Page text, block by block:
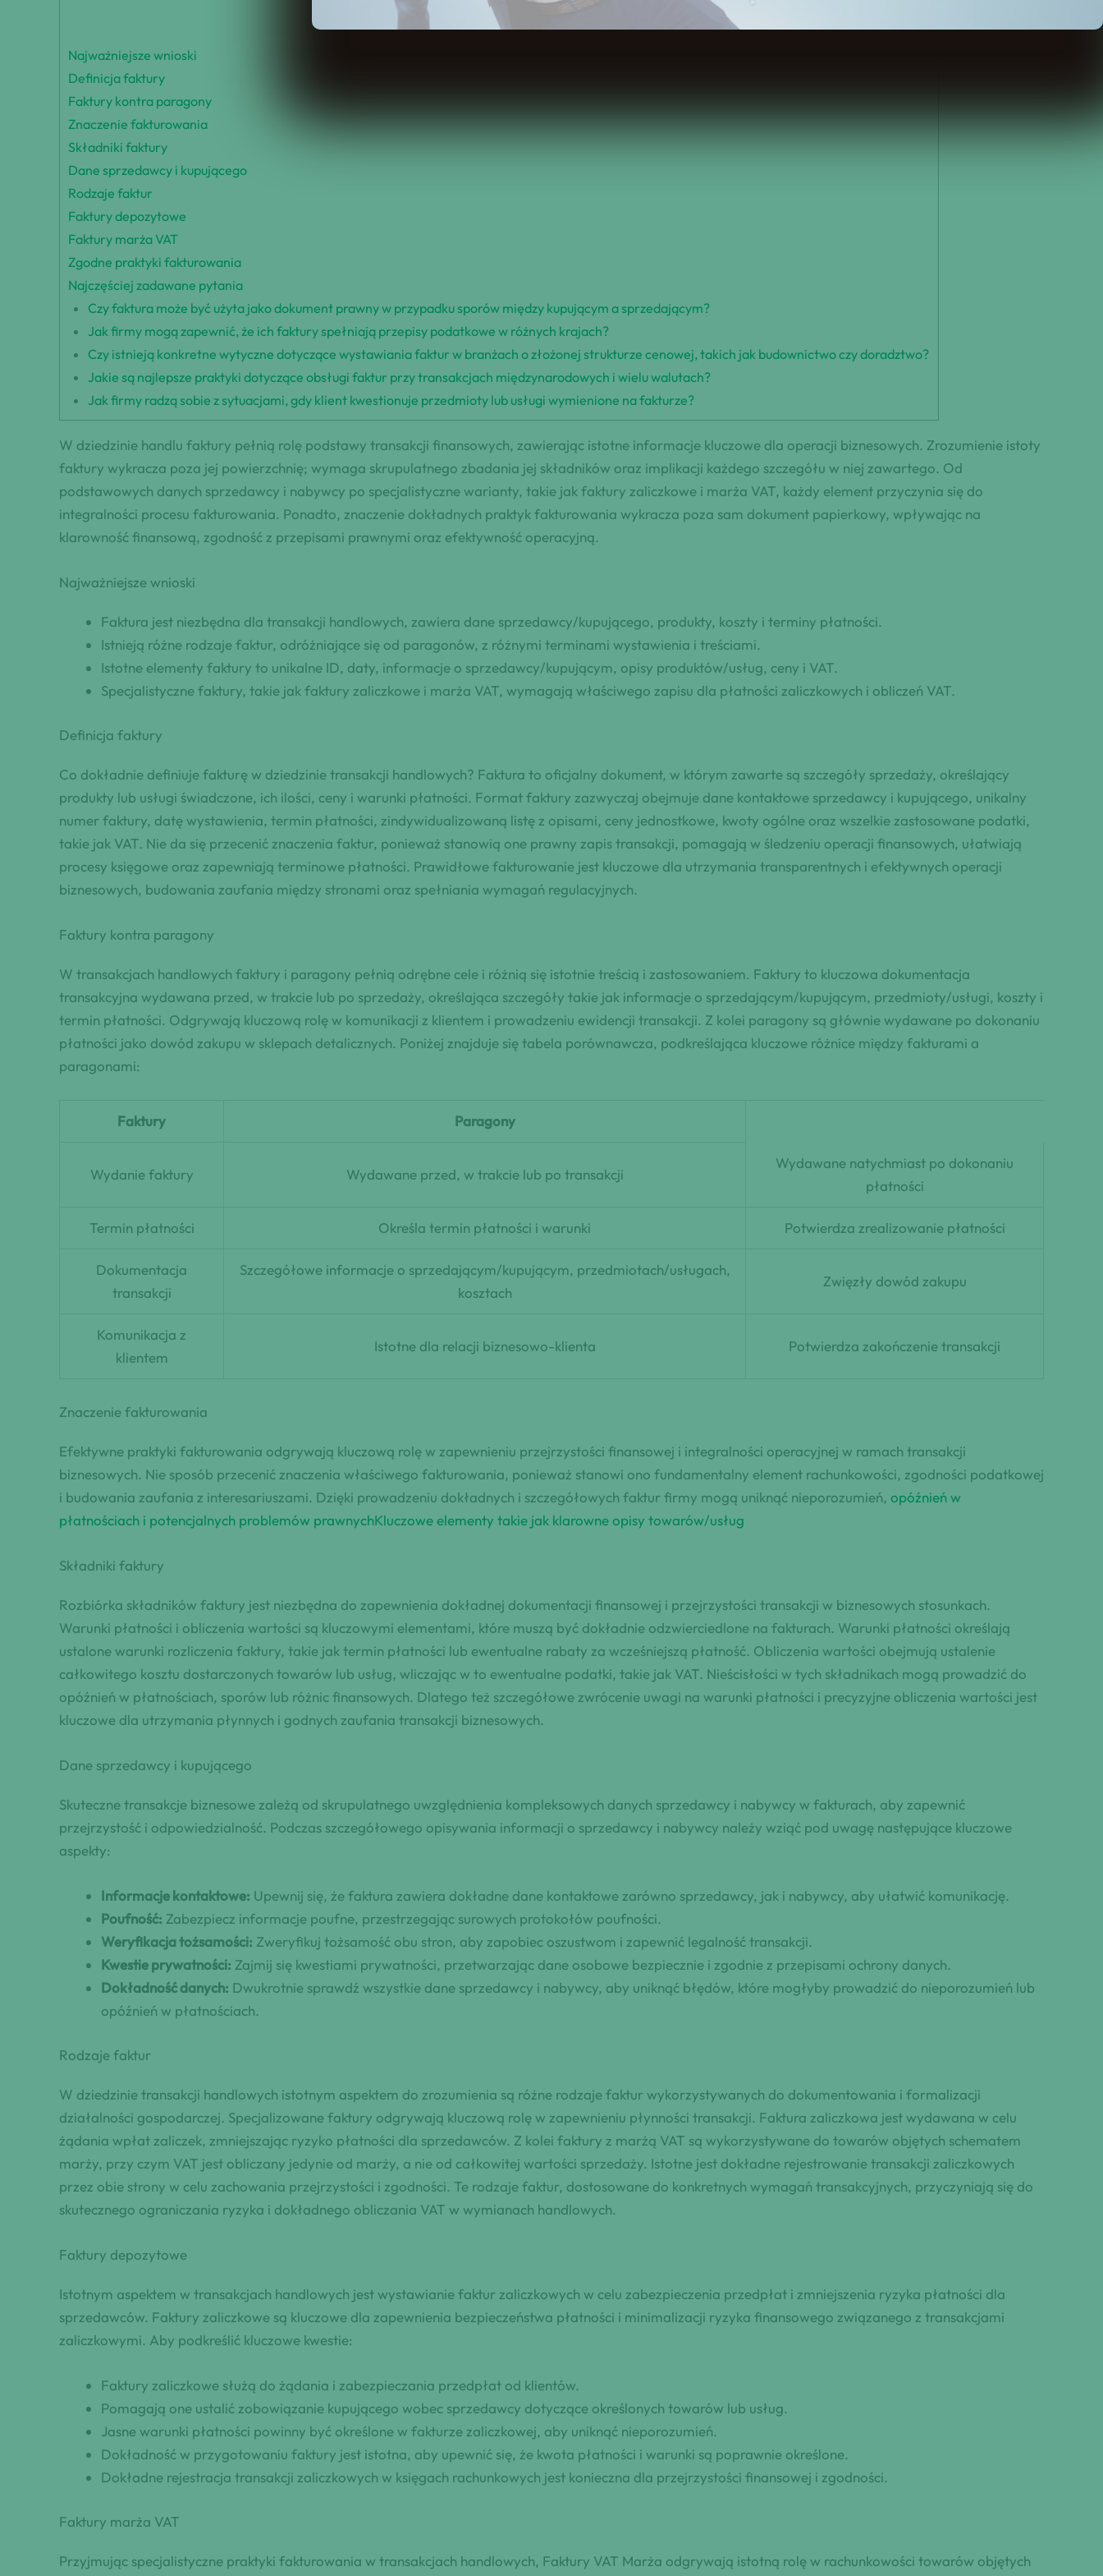
Spis Treści
Najważniejsze wnioski
Definicja faktury
Faktury kontra paragony
Znaczenie fakturowania
Składniki faktury
Dane sprzedawcy i kupującego
Rodzaje faktur
Faktury depozytowe
Faktury marża VAT
Zgodne praktyki fakturowania
Najczęściej zadawane pytania
Czy faktura może być użyta jako dokument prawny w przypadku sporów między kupującym a sprzedającym?
Jak firmy mogą zapewnić, że ich faktury spełniają przepisy podatkowe w różnych krajach?
Czy istnieją konkretne wytyczne dotyczące wystawiania faktur w branżach o złożonej strukturze cenowej, takich jak budownictwo czy doradztwo?
Jakie są najlepsze praktyki dotyczące obsługi faktur przy transakcjach międzynarodowych i wielu walutach?
Jak firmy radzą sobie z sytuacjami, gdy klient kwestionuje przedmioty lub usługi wymienione na fakturze?
W dziedzinie handlu faktury pełnią rolę podstawy transakcji finansowych, zawierając istotne informacje kluczowe dla operacji biznesowych. Zrozumienie istoty
faktury wykracza poza jej powierzchnię; wymaga skrupulatnego zbadania jej składników oraz implikacji każdego szczegółu w niej zawartego. Od
podstawowych danych sprzedawcy i nabywcy po specjalistyczne warianty, takie jak faktury zaliczkowe i marża VAT, każdy element przyczynia się do
integralności procesu fakturowania. Ponadto, znaczenie dokładnych praktyk fakturowania wykracza poza sam dokument papierkowy, wpływając na
klarowność finansową, zgodność z przepisami prawnymi oraz efektywność operacyjną.
Najważniejsze wnioski
Faktura jest niezbędna dla transakcji handlowych, zawiera dane sprzedawcy/kupującego, produkty, koszty i terminy płatności.
Istnieją różne rodzaje faktur, odróżniające się od paragonów, z różnymi terminami wystawienia i treściami.
Istotne elementy faktury to unikalne ID, daty, informacje o sprzedawcy/kupującym, opisy produktów/usług, ceny i VAT.
Specjalistyczne faktury, takie jak faktury zaliczkowe i marża VAT, wymagają właściwego zapisu dla płatności zaliczkowych i obliczeń VAT.
Definicja faktury
Co dokładnie definiuje fakturę w dziedzinie transakcji handlowych? Faktura to oficjalny dokument, w którym zawarte są szczegóły sprzedaży, określający
produkty lub usługi świadczone, ich ilości, ceny i warunki płatności. Format faktury zazwyczaj obejmuje dane kontaktowe sprzedawcy i kupującego, unikalny
numer faktury, datę wystawienia, termin płatności, zindywidualizowaną listę z opisami, ceny jednostkowe, kwoty ogólne oraz wszelkie zastosowane podatki,
takie jak VAT. Nie da się przecenić znaczenia faktur, ponieważ stanowią one prawny zapis transakcji, pomagają w śledzeniu operacji finansowych, ułatwiają
procesy księgowe oraz zapewniają terminowe płatności. Prawidłowe fakturowanie jest kluczowe dla utrzymania transparentnych i efektywnych operacji
biznesowych, budowania zaufania między stronami oraz spełniania wymagań regulacyjnych.
Faktury kontra paragony
W transakcjach handlowych faktury i paragony pełnią odrębne cele i różnią się istotnie treścią i zastosowaniem. Faktury to kluczowa dokumentacja
transakcyjna wydawana przed, w trakcie lub po sprzedaży, określająca szczegóły takie jak informacje o sprzedającym/kupującym, przedmioty/usługi, koszty i
termin płatności. Odgrywają kluczową rolę w komunikacji z klientem i prowadzeniu ewidencji transakcji. Z kolei paragony są głównie wydawane po dokonaniu
płatności jako dowód zakupu w sklepach detalicznych. Poniżej znajduje się tabela porównawcza, podkreślająca kluczowe różnice między fakturami a
paragonami:
Faktury Paragony
Wydanie faktury Wydawane przed, w trakcie lub po transakcji
Wydawane natychmiast po dokonaniu
płatności
Termin płatności Określa termin płatności i warunki Potwierdza zrealizowanie płatności
Dokumentacja
transakcji
Szczegółowe informacje o sprzedającym/kupującym, przedmiotach/usługach,
kosztach
Zwięzły dowód zakupu
Komunikacja z
klientem
Istotne dla relacji biznesowo-klienta Potwierdza zakończenie transakcji
Znaczenie fakturowania
Efektywne praktyki fakturowania odgrywają kluczową rolę w zapewnieniu przejrzystości finansowej i integralności operacyjnej w ramach transakcji
biznesowych. Nie sposób przecenić znaczenia właściwego fakturowania, ponieważ stanowi ono fundamentalny element rachunkowości, zgodności podatkowej
i budowania zaufania z interesariuszami. Dzięki prowadzeniu dokładnych i szczegółowych faktur firmy mogą uniknąć nieporozumień, opóźnień w
płatnościach i potencjalnych problemów prawnychKluczowe elementy takie jak klarowne opisy towarów/usług
Składniki faktury
Rozbiórka składników faktury jest niezbędna do zapewnienia dokładnej dokumentacji finansowej i przejrzystości transakcji w biznesowych stosunkach.
Warunki płatności i obliczenia wartości są kluczowymi elementami, które muszą być dokładnie odzwierciedlone na fakturach. Warunki płatności określają
ustalone warunki rozliczenia faktury, takie jak termin płatności lub ewentualne rabaty za wcześniejszą płatność. Obliczenia wartości obejmują ustalenie
całkowitego kosztu dostarczonych towarów lub usług, wliczając w to ewentualne podatki, takie jak VAT. Nieścisłości w tych składnikach mogą prowadzić do
opóźnień w płatnościach, sporów lub różnic finansowych. Dlatego też szczegółowe zwrócenie uwagi na warunki płatności i precyzyjne obliczenia wartości jest
kluczowe dla utrzymania płynnych i godnych zaufania transakcji biznesowych.
Dane sprzedawcy i kupującego
Skuteczne transakcje biznesowe zależą od skrupulatnego uwzględnienia kompleksowych danych sprzedawcy i nabywcy w fakturach, aby zapewnić
przejrzystość i odpowiedzialność. Podczas szczegółowego opisywania informacji o sprzedawcy i nabywcy należy wziąć pod uwagę następujące kluczowe
aspekty:
Informacje kontaktowe: Upewnij się, że faktura zawiera dokładne dane kontaktowe zarówno sprzedawcy, jak i nabywcy, aby ułatwić komunikację.
Poufność: Zabezpiecz informacje poufne, przestrzegając surowych protokołów poufności.
Weryfikacja tożsamości: Zweryfikuj tożsamość obu stron, aby zapobiec oszustwom i zapewnić legalność transakcji.
Kwestie prywatności: Zajmij się kwestiami prywatności, przetwarzając dane osobowe bezpiecznie i zgodnie z przepisami ochrony danych.
Dokładność danych: Dwukrotnie sprawdź wszystkie dane sprzedawcy i nabywcy, aby uniknąć błędów, które mogłyby prowadzić do nieporozumień lub
opóźnień w płatnościach.
Rodzaje faktur
W dziedzinie transakcji handlowych istotnym aspektem do zrozumienia są różne rodzaje faktur wykorzystywanych do dokumentowania i formalizacji
działalności gospodarczej. Specjalizowane faktury odgrywają kluczową rolę w zapewnieniu płynności transakcji. Faktura zaliczkowa jest wydawana w celu
żądania wpłat zaliczek, zmniejszając ryzyko płatności dla sprzedawców. Z kolei faktury z marżą VAT są wykorzystywane do towarów objętych schematem
marży, przy czym VAT jest obliczany jedynie od marży, a nie od całkowitej wartości sprzedaży. Istotne jest dokładne rejestrowanie transakcji zaliczkowych
przez obie strony w celu zachowania przejrzystości i zgodności. Te rodzaje faktur, dostosowane do konkretnych wymagań transakcyjnych, przyczyniają się do
skutecznego ograniczania ryzyka i dokładnego obliczania VAT w wymianach handlowych.
Faktury depozytowe
Istotnym aspektem w transakcjach handlowych jest wystawianie faktur zaliczkowych w celu zabezpieczenia przedpłat i zmniejszenia ryzyka płatności dla
sprzedawców. Faktury zaliczkowe są kluczowe dla zapewnienia bezpieczeństwa płatności i minimalizacji ryzyka finansowego związanego z transakcjami
zaliczkowymi. Aby podkreślić kluczowe kwestie:
Faktury zaliczkowe służą do żądania i zabezpieczania przedpłat od klientów.
Pomagają one ustalić zobowiązanie kupującego wobec sprzedawcy dotyczące określonych towarów lub usług.
Jasne warunki płatności powinny być określone w fakturze zaliczkowej, aby uniknąć nieporozumień.
Dokładność w przygotowaniu faktury jest istotna, aby upewnić się, że kwota płatności i warunki są poprawnie określone.
Dokładne rejestracja transakcji zaliczkowych w księgach rachunkowych jest konieczna dla przejrzystości finansowej i zgodności.
Faktury marża VAT
Przyjmując specjalistyczne praktyki fakturowania w transakcjach handlowych, Faktury VAT Marża odgrywają istotną rolę w rachunkowości towarów objętych